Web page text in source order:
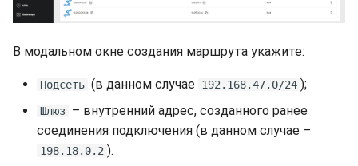
В модальном окне создания маршрута укажите:
Подсеть (в данном случае 192.168.47.0/24 );
Шлюз – внутренний адрес, созданного ранее
соединения подключения (в данном случае –
198.18.0.2 ).